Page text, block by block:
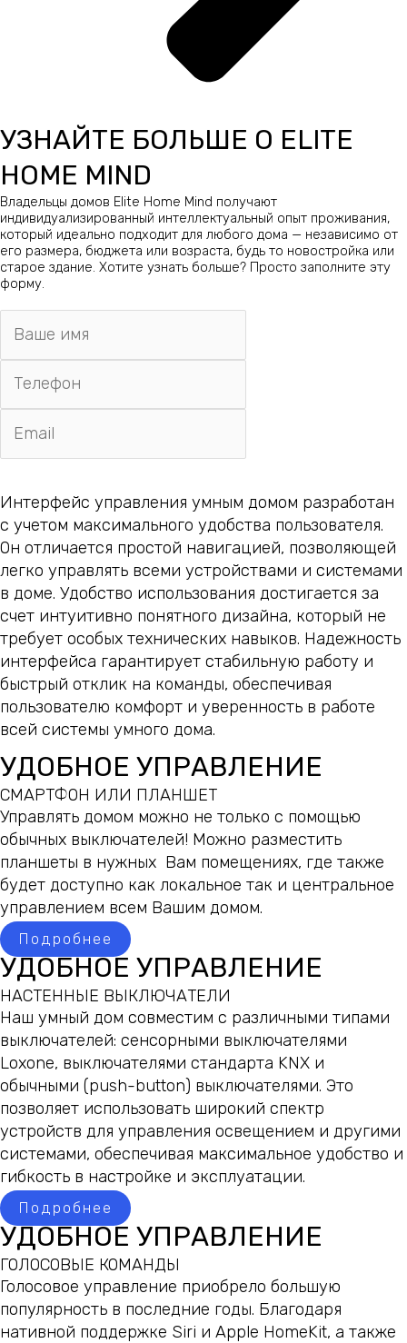
УЗНАЙТЕ БОЛЬШЕ О ELITE
HOME MIND
Владельцы домов Elite Home Mind получают
индивидуализированный интеллектуальный опыт проживания,
который идеально подходит для любого дома — независимо от
его размера, бюджета или возраста, будь то новостройка или
старое здание. Хотите узнать больше? Просто заполните эту
форму.
Интерфейс управления умным домом разработан
с учетом максимального удобства пользователя.
Он отличается простой навигацией, позволяющей
легко управлять всеми устройствами и системами
в доме. Удобство использования достигается за
счет интуитивно понятного дизайна, который не
требует особых технических навыков. Надежность
интерфейса гарантирует стабильную работу и
быстрый отклик на команды, обеспечивая
пользователю комфорт и уверенность в работе
всей системы умного дома.
УДОБНОЕ УПРАВЛЕНИЕ
СМАРТФОН ИЛИ ПЛАНШЕТ
Управлять домом можно не только с помощью
обычных выключателей! Можно разместить
планшеты в нужных Вам помещениях, где также
будет доступно как локальное так и центральное
управлением всем Вашим домом.
Подробнее
УДОБНОЕ УПРАВЛЕНИЕ
НАСТЕННЫЕ ВЫКЛЮЧАТЕЛИ
Наш умный дом совместим с различными типами
выключателей: сенсорными выключателями
Loxone, выключателями стандарта KNX и
обычными (push-button) выключателями. Это
позволяет использовать широкий спектр
устройств для управления освещением и другими
системами, обеспечивая максимальное удобство и
гибкость в настройке и эксплуатации.
Подробнее
УДОБНОЕ УПРАВЛЕНИЕ
ГОЛОСОВЫЕ КОМАНДЫ
Голосовое управление приобрело большую
популярность в последние годы. Благодаря
нативной поддержке Siri и Apple HomeKit, а также